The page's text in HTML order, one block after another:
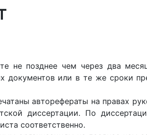
не позднее чем через два
или в те же сроки
авторефераты на правах
диссертации. По
соответственно.